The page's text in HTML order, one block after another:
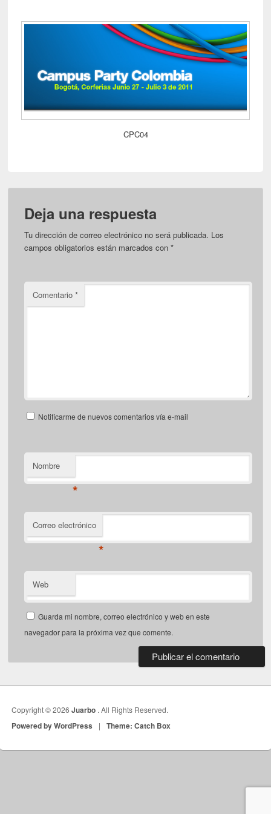
CPC04
Deja una respuesta
Tu dirección de correo electrónico no será publicada. Los
campos obligatorios están marcados con*
Comentario*
Notificarme de nuevos comentarios vía e-mail
Nombre
*
Correo electrónico
*
Web
Guarda mi nombre, correo electrónico y web en este
navegador para la próxima vez que comente.
Copyright © 2026Juarbo . All Rights Reserved.
Powered by WordPress | Theme: Catch Box